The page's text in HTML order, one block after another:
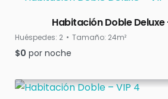
Habitación Doble Deluxe
Huéspedes: 2 Tamaño: 24m²
$0 por noche